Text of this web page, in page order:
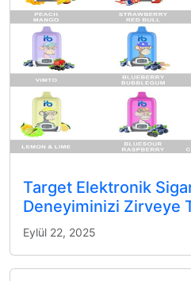
Target Elektronik
Deneyiminizi Zirveye
Eylül 22, 2025